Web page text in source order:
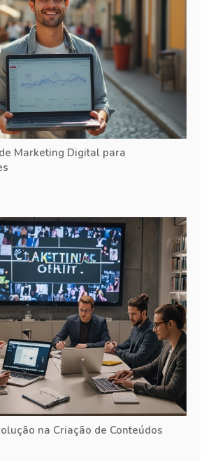
Marketing Digital para
na Criação de Conteúdos